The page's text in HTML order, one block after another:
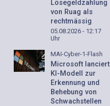
Lösegeldzahlung
von Ruag als
rechtmässig
05.08.2026 - 12:17
Uhr
MAI-Cyber-1-Flash
Microsoft lanciert
KI-Modell zur
Erkennung und
Behebung von
Schwachstellen